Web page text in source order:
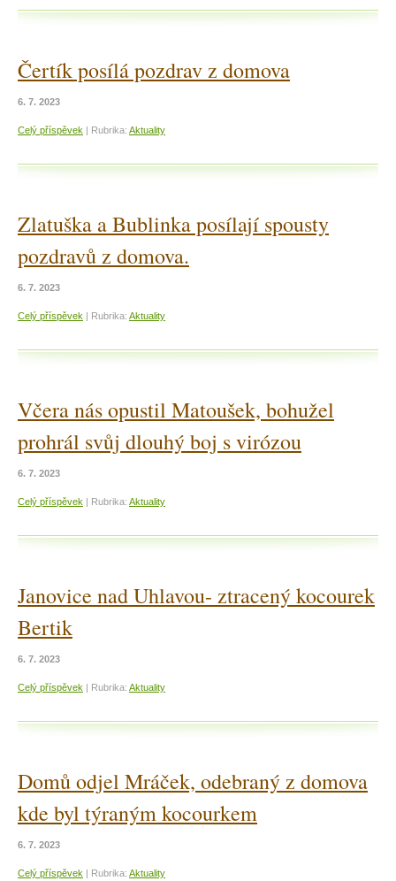
Čertík posílá pozdrav z domova
6. 7. 2023
Celý příspěvek | Rubrika: Aktuality
Zlatuška a Bublinka posílají spousty
pozdravů z domova.
6. 7. 2023
Celý příspěvek | Rubrika: Aktuality
Včera nás opustil Matoušek, bohužel
prohrál svůj dlouhý boj s virózou
6. 7. 2023
Celý příspěvek | Rubrika: Aktuality
Janovice nad Uhlavou- ztracený kocourek
Bertik
6. 7. 2023
Celý příspěvek | Rubrika: Aktuality
Domů odjel Mráček, odebraný z domova
kde byl týraným kocourkem
6. 7. 2023
Celý příspěvek | Rubrika: Aktuality